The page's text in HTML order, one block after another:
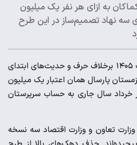
کالابرگ ۱۴۰۵ کماکان به ازای هر نفر یک میلیون
سه نهاد تصمیم‌ساز در این طرح
مبلغ کالابرگ ۱۴۰۵ برخلاف حرف و حدیث‌های ابتدای
پارسال همان اعتبار یک میلیون
خرداد سال جاری به حساب سرپرستان
وزارت تعاون و وزارت اقتصاد سه نسخه